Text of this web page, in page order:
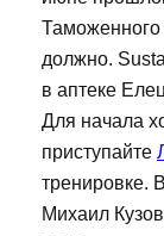
должно.
в аптеке
Для начала
приступайте
тренировке.
Михаил